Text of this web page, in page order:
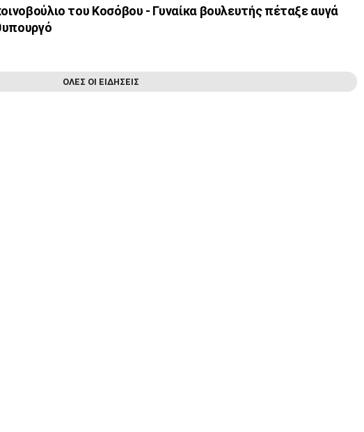
του Κοσόβου - Γυναίκα βουλευτής πέταξε αυγά
ΟΛΕΣ ΟΙ ΕΙΔΗΣΕΙΣ